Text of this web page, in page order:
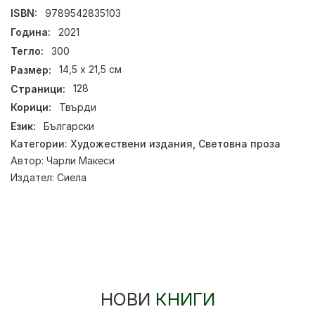
ISBN:
9789542835103
Година:
2021
Тегло:
300
Размер:
14,5 х 21,5 см
Страници:
128
Корици:
Твърди
Език:
Български
Категории: Художествени издания, Световна проза
Автор: Чарли Макеси
Издател: Сиела
НОВИ КНИГИ